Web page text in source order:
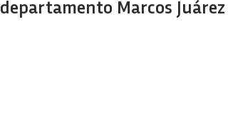
departamento Marcos Juárez